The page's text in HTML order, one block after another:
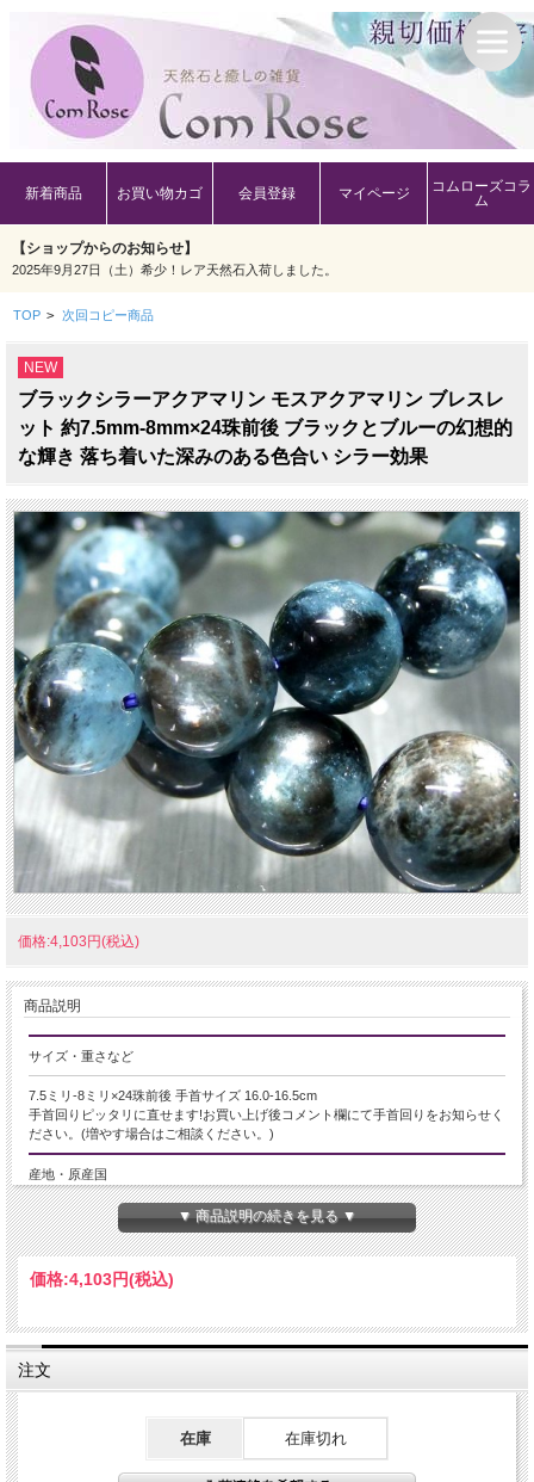
新着商品 お買い物カゴ 会員登録 マイページ
コムローズコラ
ム
【ショップからのお知らせ】
2025年9月27日（土）希少！レア天然石入荷しました。
TOP > 次回コピー商品
NEW
ブラックシラーアクアマリン モスアクアマリン ブレスレ
ット 約7.5mm-8mm×24珠前後 ブラックとブルーの幻想的
な輝き 落ち着いた深みのある色合い シラー効果
価格:4,103円(税込)
商品説明
サイズ・重さなど
7.5ミリ-8ミリ×24珠前後 手首サイズ 16.0-16.5cm
手首回りピッタリに直せます!お買い上げ後コメント欄にて手首回りをお知らせく
ださい。(増やす場合はご相談ください。)
産地・原産国
ブラジル産
グレードなど
名称など
ブラックシラーアクアマリン【モスアクアマリン】
通常のアクアマリンは明るい青色ですが、こちらは落ち着いたカラーが特徴的で
▼ 商品説明の続きを見る ▼
価格:4,103円(税込)
注文
在庫 在庫切れ